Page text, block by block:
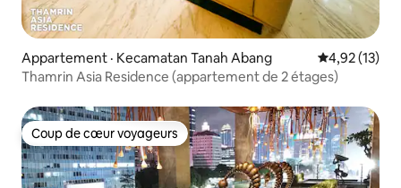
Appartement · Kecamatan Tanah Abang Note
4,92 (13)
Thamrin Asia Residence (appartement de 2 étages)
Coup de cœur voyageurs
Coup de cœur voyageurs